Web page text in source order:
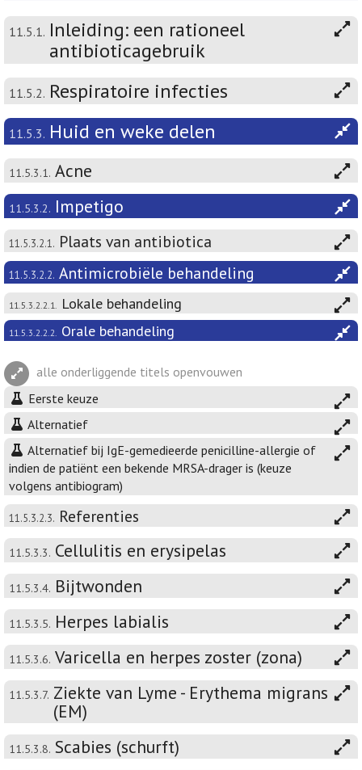
11.5.1. Inleiding: een rationeel
antibioticagebruik
11.5.2. Respiratoire infecties
11.5.3. Huid en weke delen
11.5.3.1. Acne
11.5.3.2. Impetigo
11.5.3.2.1. Plaats van antibiotica
11.5.3.2.2. Antimicrobiële behandeling
11.5.3.2.2.1. Lokale behandeling
11.5.3.2.2.2. Orale behandeling
alle onderliggende titels openvouwen
Eerste keuze
Alternatief
Alternatief bij IgE-gemedieerde penicilline-allergie of
indien de patiënt een bekende MRSA-drager is (keuze
volgens antibiogram)
11.5.3.2.3. Referenties
11.5.3.3. Cellulitis en erysipelas
11.5.3.4. Bijtwonden
11.5.3.5. Herpes labialis
11.5.3.6. Varicella en herpes zoster (zona)
11.5.3.7. Ziekte van Lyme - Erythema migrans
(EM)
11.5.3.8. Scabies (schurft)